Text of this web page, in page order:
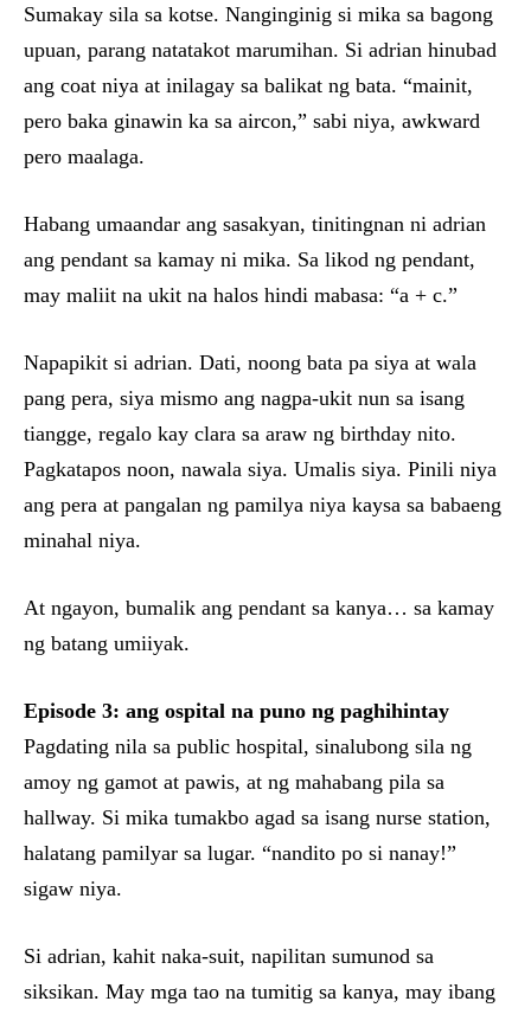
Sumakay sila sa kotse. Nanginginig si mika sa bagong
upuan, parang natatakot marumihan. Si adrian hinubad
ang coat niya at inilagay sa balikat ng bata. “mainit,
pero baka ginawin ka sa aircon,” sabi niya, awkward
pero maalaga.
Habang umaandar ang sasakyan, tinitingnan ni adrian
ang pendant sa kamay ni mika. Sa likod ng pendant,
may maliit na ukit na halos hindi mabasa: “a + c.”
Napapikit si adrian. Dati, noong bata pa siya at wala
pang pera, siya mismo ang nagpa-ukit nun sa isang
tiangge, regalo kay clara sa araw ng birthday nito.
Pagkatapos noon, nawala siya. Umalis siya. Pinili niya
ang pera at pangalan ng pamilya niya kaysa sa babaeng
minahal niya.
At ngayon, bumalik ang pendant sa kanya… sa kamay
ng batang umiiyak.
Episode 3: ang ospital na puno ng paghihintay
Pagdating nila sa public hospital, sinalubong sila ng
amoy ng gamot at pawis, at ng mahabang pila sa
hallway. Si mika tumakbo agad sa isang nurse station,
halatang pamilyar sa lugar. “nandito po si nanay!”
sigaw niya.
Si adrian, kahit naka-suit, napilitan sumunod sa
siksikan. May mga tao na tumitig sa kanya, may ibang